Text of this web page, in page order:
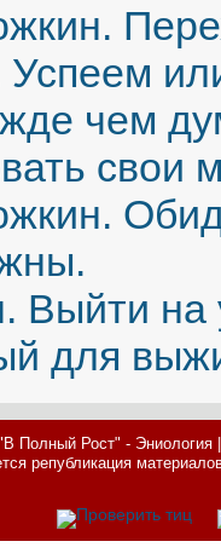
чем
свои
Выйти на
для
Полный Рост" -
републикация